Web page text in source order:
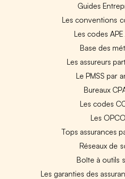
Guides
Les conventions
Les codes APE
Base des
Les assureurs
Le PMSS par
Bureaux
Les codes
Les OPCO
Tops assurances
Réseaux de
Boîte à outils
Les garanties des